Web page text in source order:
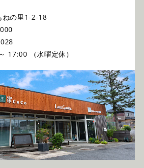
ねの里1-2-18
17:00 （水曜定休）